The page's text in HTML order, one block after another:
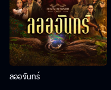
ลออจันทร์